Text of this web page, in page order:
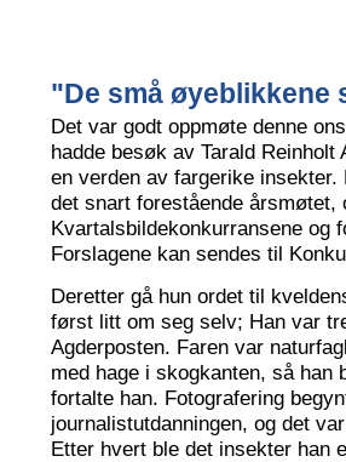
"De små øyeblikkene
Det var godt oppmøte denne
hadde besøk av Tarald
en verden av fargerike
det snart forestående
Kvartalsbildekonkurransene og
Forslagene kan sendes til
Deretter gå hun ordet til
først litt om seg selv; Han var
Agderposten. Faren var
med hage i skogkanten, så han
fortalte han. Fotografering
journalistutdanningen, og det
Etter hvert ble det insekter han